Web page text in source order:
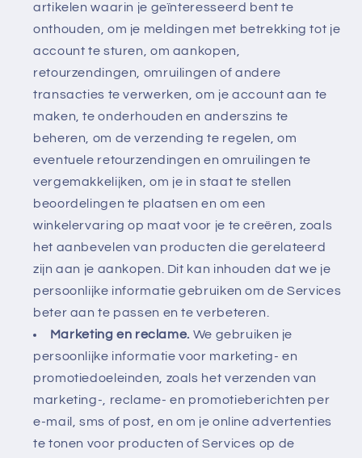
artikelen waarin je geïnteresseerd bent te
onthouden, om je meldingen met betrekking tot je
account te sturen, om aankopen,
retourzendingen, omruilingen of andere
transacties te verwerken, om je account aan te
maken, te onderhouden en anderszins te
beheren, om de verzending te regelen, om
eventuele retourzendingen en omruilingen te
vergemakkelijken, om je in staat te stellen
beoordelingen te plaatsen en om een
winkelervaring op maat voor je te creëren, zoals
het aanbevelen van producten die gerelateerd
zijn aan je aankopen. Dit kan inhouden dat we je
persoonlijke informatie gebruiken om de Services
beter aan te passen en te verbeteren.
Marketing en reclame. We gebruiken je
persoonlijke informatie voor marketing- en
promotiedoeleinden, zoals het verzenden van
marketing-, reclame- en promotieberichten per
e-mail, sms of post, en om je online advertenties
te tonen voor producten of Services op de